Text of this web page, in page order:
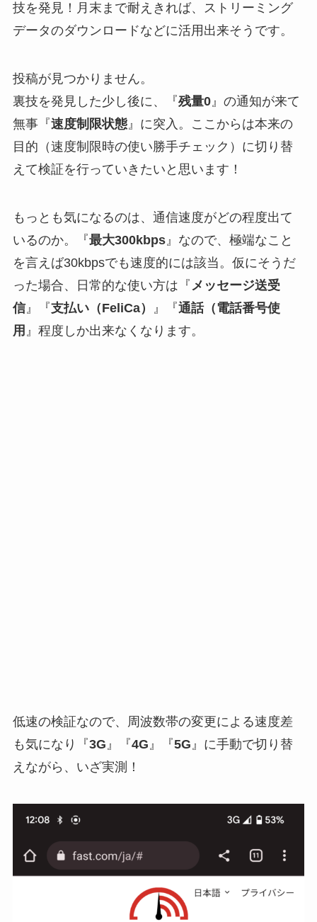
技を発見！月末まで耐えきれば、ストリーミング
データのダウンロードなどに活用出来そうです。
投稿が見つかりません。
裏技を発見した少し後に、『残量0』の通知が来て
無事『速度制限状態』に突入。ここからは本来の
目的（速度制限時の使い勝手チェック）に切り替
えて検証を行っていきたいと思います！
もっとも気になるのは、通信速度がどの程度出て
いるのか。『最大300kbps』なので、極端なこと
を言えば30kbpsでも速度的には該当。仮にそうだ
った場合、日常的な使い方は『メッセージ送受
信』『支払い（FeliCa） 』『通話（電話番号使
用 』程度しか出来なくなります。
低速の検証なので、周波数帯の変更による速度差
も気になり『3G 』『4G 』『5G 』に手動で切り替
えながら、いざ実測！